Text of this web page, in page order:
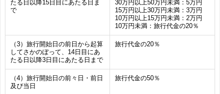
たる日以降15日目にあたる日ま
で
30万円以上50万円未満：5万円
15万円以上30万円未満：3万円
10万円以上15万円未満：2万円
10万円未満：旅行代金の20％
（3）旅行開始日の前日から起算
してさかのぼって、14日目にあ
たる日以降3日目にあたる日まで
旅行代金の20％
（4）旅行開始日の前々日・前日
及び当日
旅行代金の50％